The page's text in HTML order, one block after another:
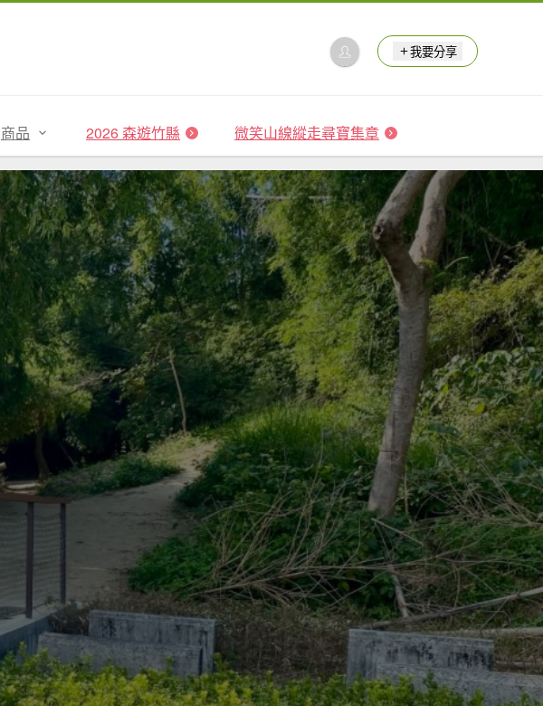
我要分享
商品 2026 森遊竹縣 微笑山線縱走尋寶集章